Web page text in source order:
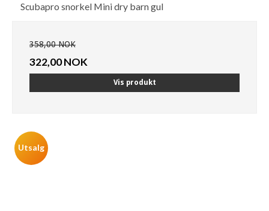
Scubapro snorkel Mini dry barn gul
358,00 NOK
322,00 NOK
Vis produkt
Utsalg